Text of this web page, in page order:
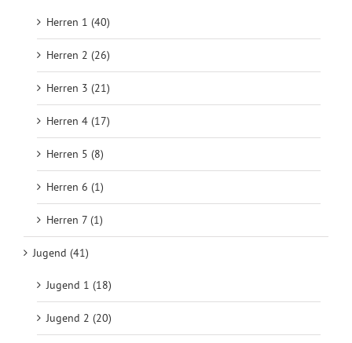
Herren 1 (40)
Herren 2 (26)
Herren 3 (21)
Herren 4 (17)
Herren 5 (8)
Herren 6 (1)
Herren 7 (1)
Jugend (41)
Jugend 1 (18)
Jugend 2 (20)